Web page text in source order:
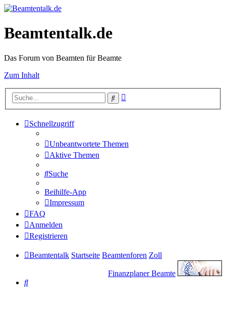
Beamtentalk.de
Das Forum von Beamten für Beamte
Zum Inhalt
Suche
Schnellzugriff
Unbeantwortete Themen
Aktive Themen
Suche
Beihilfe-App
Impressum
FAQ
Anmelden
Registrieren
Beamtentalk Startseite Beamtenforen Zoll
Finanzplaner Beamte
Suche